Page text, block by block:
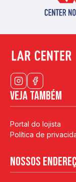
Veja também
Portal do lojista
Política de
Nossos